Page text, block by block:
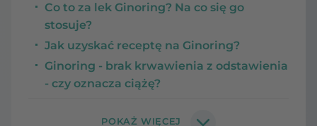
Co to za lek Ginoring? Na co się go
stosuje?
Jak uzyskać receptę na Ginoring?
Ginoring - brak krwawienia z odstawienia
- czy oznacza ciążę?